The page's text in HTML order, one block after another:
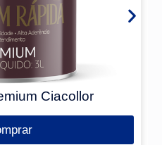
Ciacollor